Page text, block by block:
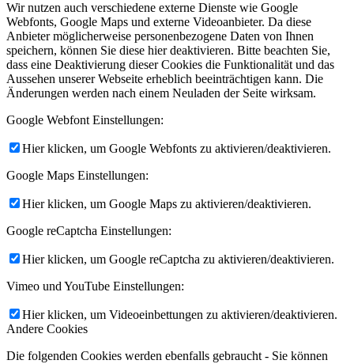
Wir nutzen auch verschiedene externe Dienste wie Google
Webfonts, Google Maps und externe Videoanbieter. Da diese
Anbieter möglicherweise personenbezogene Daten von Ihnen
speichern, können Sie diese hier deaktivieren. Bitte beachten Sie,
dass eine Deaktivierung dieser Cookies die Funktionalität und das
Aussehen unserer Webseite erheblich beeinträchtigen kann. Die
Änderungen werden nach einem Neuladen der Seite wirksam.
Google Webfont Einstellungen:
Hier klicken, um Google Webfonts zu aktivieren/deaktivieren.
Google Maps Einstellungen:
Hier klicken, um Google Maps zu aktivieren/deaktivieren.
Google reCaptcha Einstellungen:
Hier klicken, um Google reCaptcha zu aktivieren/deaktivieren.
Vimeo und YouTube Einstellungen:
Hier klicken, um Videoeinbettungen zu aktivieren/deaktivieren.
Andere Cookies
Die folgenden Cookies werden ebenfalls gebraucht - Sie können